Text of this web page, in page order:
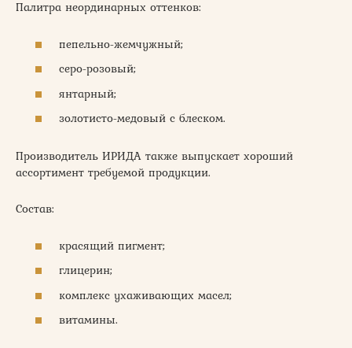
Палитра неординарных оттенков:
пепельно-жемчужный;
серо-розовый;
янтарный;
золотисто-медовый с блеском.
Производитель ИРИДА также выпускает хороший
ассортимент требуемой продукции.
Состав:
красящий пигмент;
глицерин;
комплекс ухаживающих масел;
витамины.